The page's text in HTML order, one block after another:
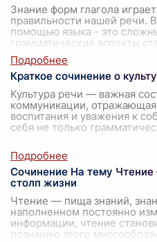
Знание форм глагола
правильности нашей речи.
помощью языка - это
грамматические аспекты
четкос...
Краткое сочинение о
Культура речи — важная
коммуникации, отражающая
воспитания и уважения к
себя не только
Сочинение На тему
столп жизни
Чтение — пища знаний,
наполненном постоянно
информации, чтение
познанию этого